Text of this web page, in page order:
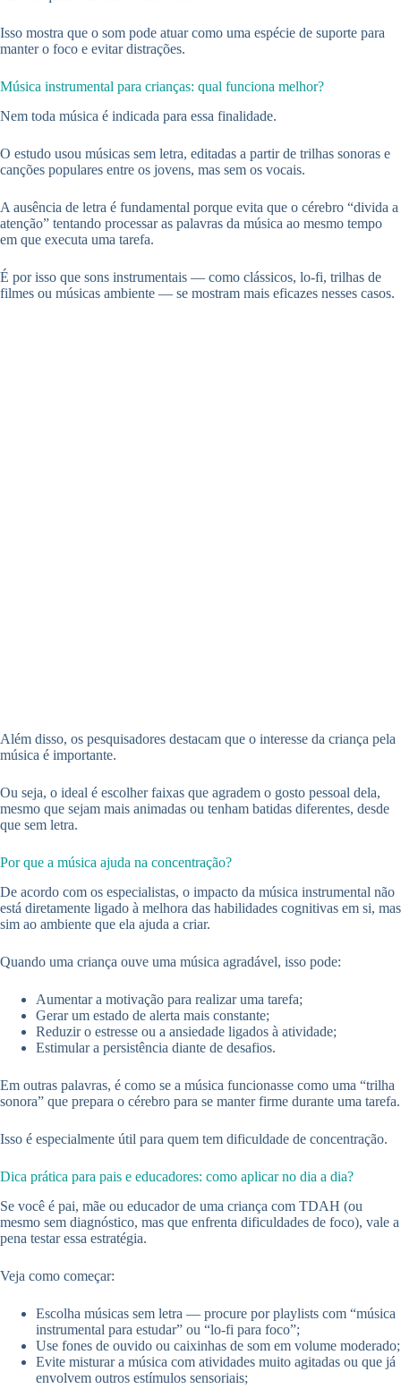
Isso mostra que o som pode atuar como uma espécie de suporte para
manter o foco e evitar distrações.
Música instrumental para crianças: qual funciona melhor?
Nem toda música é indicada para essa finalidade.
O estudo usou músicas sem letra, editadas a partir de trilhas sonoras e
canções populares entre os jovens, mas sem os vocais.
A ausência de letra é fundamental porque evita que o cérebro “divida a
atenção” tentando processar as palavras da música ao mesmo tempo
em que executa uma tarefa.
É por isso que sons instrumentais — como clássicos, lo-fi, trilhas de
filmes ou músicas ambiente — se mostram mais eficazes nesses casos.
Além disso, os pesquisadores destacam que o interesse da criança pela
música é importante.
Ou seja, o ideal é escolher faixas que agradem o gosto pessoal dela,
mesmo que sejam mais animadas ou tenham batidas diferentes, desde
que sem letra.
Por que a música ajuda na concentração?
De acordo com os especialistas, o impacto da música instrumental não
está diretamente ligado à melhora das habilidades cognitivas em si, mas
sim ao ambiente que ela ajuda a criar.
Quando uma criança ouve uma música agradável, isso pode:
Aumentar a motivação para realizar uma tarefa;
Gerar um estado de alerta mais constante;
Reduzir o estresse ou a ansiedade ligados à atividade;
Estimular a persistência diante de desafios.
Em outras palavras, é como se a música funcionasse como uma “trilha
sonora” que prepara o cérebro para se manter firme durante uma tarefa.
Isso é especialmente útil para quem tem dificuldade de concentração.
Dica prática para pais e educadores: como aplicar no dia a dia?
Se você é pai, mãe ou educador de uma criança com TDAH (ou
mesmo sem diagnóstico, mas que enfrenta dificuldades de foco), vale a
pena testar essa estratégia.
Veja como começar:
Escolha músicas sem letra — procure por playlists com “música
instrumental para estudar” ou “lo-fi para foco”;
Use fones de ouvido ou caixinhas de som em volume moderado;
Evite misturar a música com atividades muito agitadas ou que já
envolvem outros estímulos sensoriais;